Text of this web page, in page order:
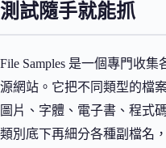
測試隨手就能抓
File Samples 是一個專門收
源網站。它把不同類型的檔
圖片、字體、電子書、程式
類別底下再細分各種副檔名